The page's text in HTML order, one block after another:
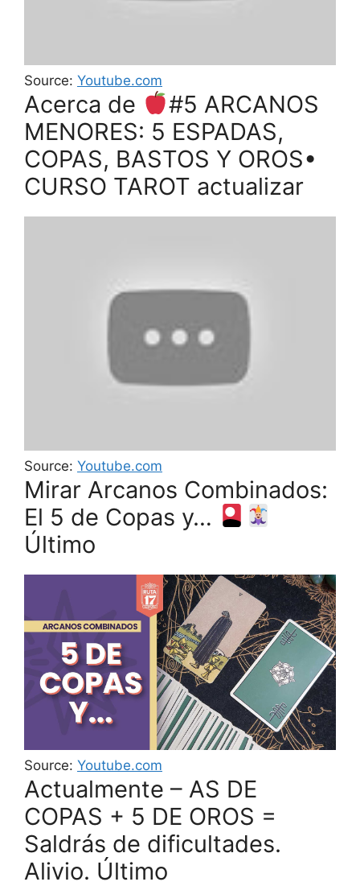
Source: Youtube.com
Acerca de
#5 ARCANOS
MENORES: 5 ESPADAS,
COPAS, BASTOS Y OROS•
CURSO TAROT actualizar
Source: Youtube.com
Mirar Arcanos Combinados:
El 5 de Copas y…
Último
Source: Youtube.com
Actualmente – AS DE
COPAS + 5 DE OROS =
Saldrás de dificultades.
Alivio. Último